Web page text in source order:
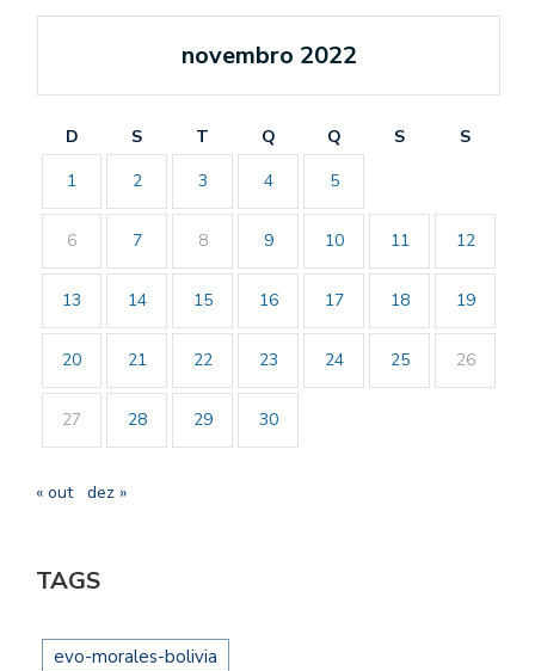
novembro 2022
D S T Q Q S
S
1
2 3 4 5
6 7 8 9 10 11 12
13 14 15 16 17 18 19
20 21 22 23 24 25 26
27 28 29 30
« out dez »
TAGS
evo-morales-bolivia